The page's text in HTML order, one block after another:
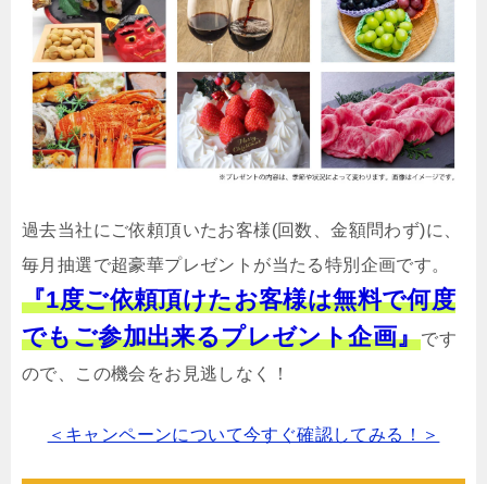
過去当社にご依頼頂いたお客様(回数、金額問わず)に、
毎月抽選で超豪華プレゼントが当たる特別企画です。
『1度ご依頼頂けたお客様は無料で何度
でもご参加出来るプレゼント企画』です
ので、この機会をお見逃しなく！
＜キャンペーンについて今すぐ確認してみる！＞